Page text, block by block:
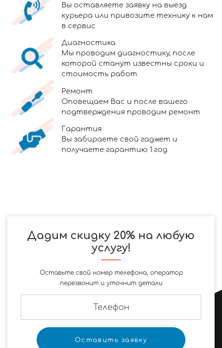
Вы оставляете заявку на выезд
курьера или привозите технику к нам
в сервис
Диагностика
Мы проводим диагностику, после
которой станут известны сроки и
стоимость работ
Ремонт
Оповещаем Вас и после вашего
подтверждения проводим ремонт
Гарантия
Вы забираете свой гаджет и
получаете гарантию 1 год
Дадим скидку 20% на любую
услугу!
Оставьте свой номер телефона, оператор
перезвонит и уточнит детали